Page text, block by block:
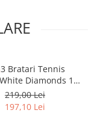
Bratari Tennis
Diamonds 19
CM
219,00 Lei
197,10 Lei